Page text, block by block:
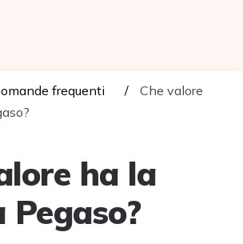
frequenti
Che valore
ha la
Pegaso?